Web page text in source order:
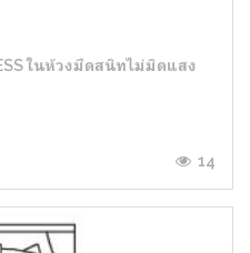
ในห้วงมืดสนิทไม่มิดแสง
14